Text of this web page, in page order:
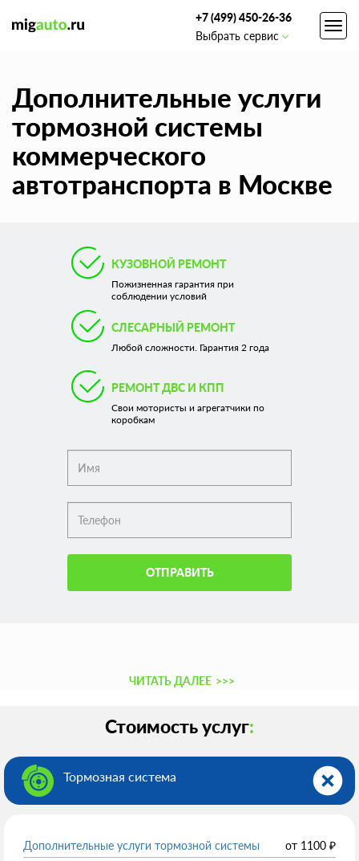
+7 (499) 450-26-36
Выбрать сервис
Дополнительные услуги
тормозной системы
коммерческого
автотранспорта в Москве
КУЗОВНОЙ РЕМОНТ
Пожизненная гарантия при
соблюдении условий
СЛЕСАРНЫЙ РЕМОНТ
Любой сложности. Гарантия 2 года
РЕМОНТ ДВС И КПП
Свои мотористы и агрегатчики по
коробкам
ОТПРАВИТЬ
ЧИТАТЬ ДАЛЕЕ >>>
Стоимость услуг:
Тормозная система
Дополнительные услуги тормозной системы от 1100 ₽